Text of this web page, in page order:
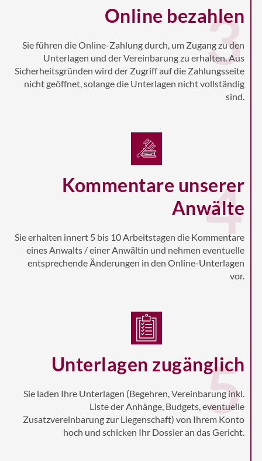
3
Online bezahlen
Sie führen die Online-Zahlung durch, um Zugang zu den
Unterlagen und der Vereinbarung zu erhalten. Aus
Sicherheitsgründen wird der Zugriff auf die Zahlungsseite
nicht geöffnet, solange die Unterlagen nicht vollständig
sind.
4
Kommentare unserer
Anwälte
Sie erhalten innert 5 bis 10 Arbeitstagen die Kommentare
eines Anwalts / einer Anwältin und nehmen eventuelle
entsprechende Änderungen in den Online-Unterlagen
vor.
5
Unterlagen zugänglich
Sie laden Ihre Unterlagen (Begehren, Vereinbarung inkl.
Liste der Anhänge, Budgets, eventuelle
Zusatzvereinbarung zur Liegenschaft) von Ihrem Konto
hoch und schicken Ihr Dossier an das Gericht.